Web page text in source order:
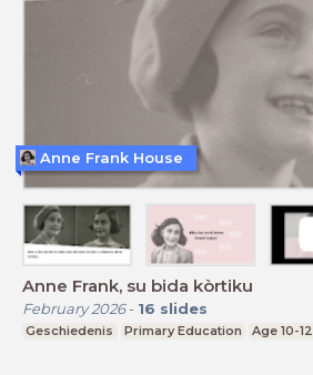
Anne Frank, su bida kòrtiku
February 2026- 16 slides
Geschiedenis Primary Education Age 10-12
Anne Frank House